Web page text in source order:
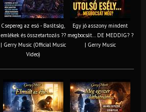
Csepereg az eső - Barátság,
emlékek és összetartozás ?️?
| Gerry Music (Official Music
Video)
Egy jó asszony mindent
megbocsát… DE MEDDIG? ?
| Gerry Music